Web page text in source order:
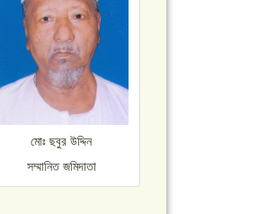
মােঃ ছবুর উদ্দিন
সম্মানিত জমিদাতা